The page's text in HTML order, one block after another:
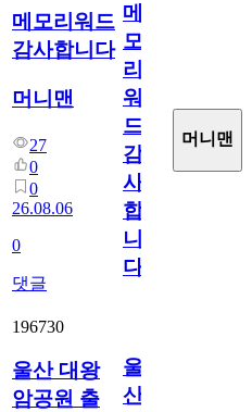
메모리워드
감사합니다
머니맨
27
0
0
26.08.06
0
댓글
메
모
리
워
드
감
사
합
니
다
머니맨
196730
울산 대왕
암공원 출
울
산